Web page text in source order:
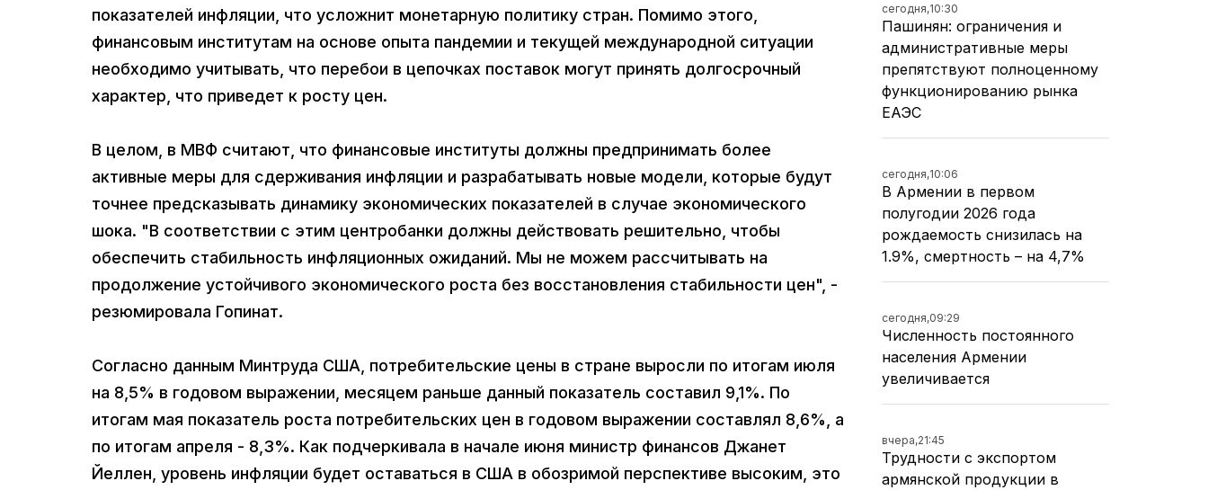
показателей инфляции, что усложнит монетарную политику стран. Помимо этого,
финансовым институтам на основе опыта пандемии и текущей международной ситуации
необходимо учитывать, что перебои в цепочках поставок могут принять долгосрочный
характер, что приведет к росту цен.
В целом, в МВФ считают, что финансовые институты должны предпринимать более
активные меры для сдерживания инфляции и разрабатывать новые модели, которые будут
точнее предсказывать динамику экономических показателей в случае экономического
шока. "В соответствии с этим центробанки должны действовать решительно, чтобы
обеспечить стабильность инфляционных ожиданий. Мы не можем рассчитывать на
продолжение устойчивого экономического роста без восстановления стабильности цен", -
резюмировала Гопинат.
Согласно данным Минтруда США, потребительские цены в стране выросли по итогам июля
на 8,5% в годовом выражении, месяцем раньше данный показатель составил 9,1%. По
итогам мая показатель роста потребительских цен в годовом выражении составлял 8,6%, а
по итогам апреля - 8,3%. Как подчеркивала в начале июня министр финансов Джанет
Йеллен, уровень инфляции будет оставаться в США в обозримой перспективе высоким, это
сегодня,10:30
Пашинян: ограничения и
административные меры
препятствуют полноценному
функционированию рынка
ЕАЭС
сегодня,10:06
В Армении в первом
полугодии 2026 года
рождаемость снизилась на
1.9%, смертность – на 4,7%
сегодня,09:29
Численность постоянного
населения Армении
увеличивается
вчера,21:45
Трудности с экспортом
армянской продукции в